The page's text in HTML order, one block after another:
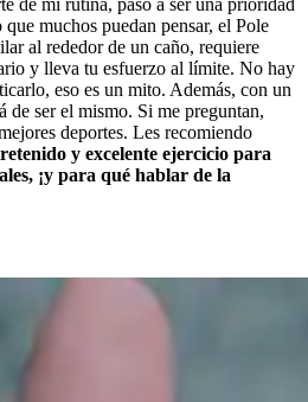
muchos puedan pensar, el Pole
al rededor de un caño, requiere
y lleva tu esfuerzo al límite. No hay
eso es un mito. Además, con un
de ser el mismo. Si me preguntan,
deportes. Les recomiendo
y excelente ejercicio para
¡y para qué hablar de la